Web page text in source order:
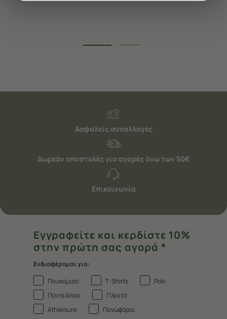
μέλλον. Εάν επιθυμείτε να μάθετε περισσότερα
Ασφαλείς συναλλαγές
Δωρεάν αποστολές για αγορές άνω των 50€
Επικοινωνία
Εγγραφείτε και κερδίστε 10%
στην πρώτη σας αγορά *
Ενδιαφέρομαι για:
Πουκάμισα
T-Shirts
Polo
Παντελόνια
Πλεκτά
Athleisure
Πανωφόρια